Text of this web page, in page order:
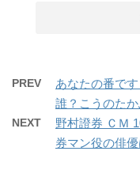
PREV
あなたの番で
誰？こうのた
NEXT
野村證券 ＣＭ
券マン役の俳優